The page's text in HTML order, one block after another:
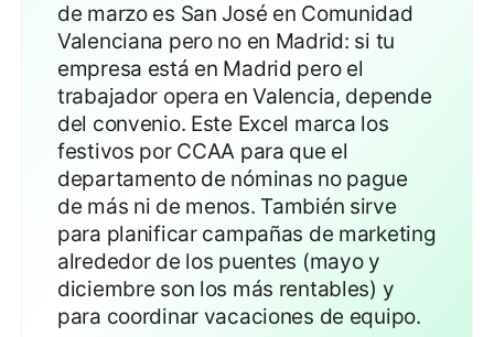
de marzo es San José en Comunidad
Valenciana pero no en Madrid: si tu
empresa está en Madrid pero el
trabajador opera en Valencia, depende
del convenio. Este Excel marca los
festivos por CCAA para que el
departamento de nóminas no pague
de más ni de menos. También sirve
para planificar campañas de marketing
alrededor de los puentes (mayo y
diciembre son los más rentables) y
para coordinar vacaciones de equipo.